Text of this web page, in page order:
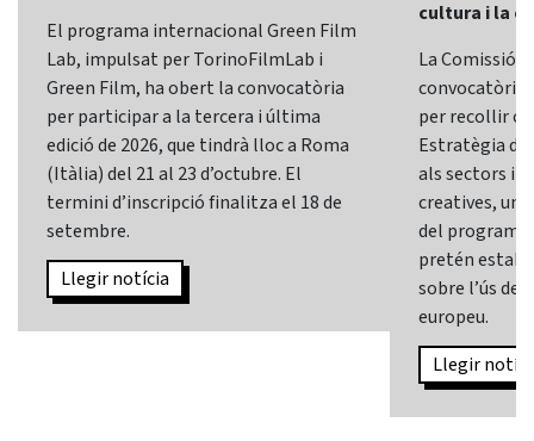
El programa internacional Green Film
Lab, impulsat per TorinoFilmLab i
Green Film, ha obert la convocatòria
per participar a la tercera i última
edició de 2026, que tindrà lloc a Roma
(Itàlia) del 21 al 23 d’octubre. El
termini d’inscripció finalitza el 18 de
setembre.
Llegir notícia
cultura i la
La Comissió
convocatòria
per recollir
Estratègia
als sectors i
creatives,
del programa
pretén
sobre l’ús de
europeu.
Llegir